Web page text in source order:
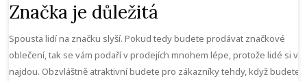
Značka je důležitá
Spousta lidí na značku slyší. Pokud tedy budete prodávat značkové
oblečení, tak se vám podaří v prodejích mnohem lépe, protože lidé si
najdou. Obzvláštně atraktivní budete pro zákazníky tehdy, když budete